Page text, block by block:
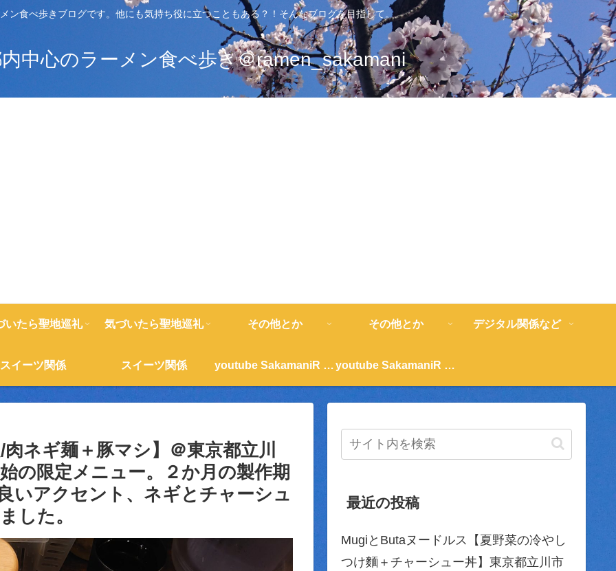
ン食べ歩きブログです。他にも気持ち役に立つこともある？！そんなブログを目指して。
中心のラーメン食べ歩き＠ramen_sakamani
いたら聖地巡礼 気づいたら聖地巡礼 その他とか その他とか デジタル関係など
スイーツ関係 スイーツ関係 youtube SakamaniR 紹介 youtube SakamaniR 紹介
ネギ麺＋豚マシ】＠東京都立川
の限定メニュー。２か月の製作期
いアクセント、ネギとチャーシュ
した。
最近の投稿
MugiとButaヌードルス【夏野菜の冷やし
つけ麵＋チャーシュー丼】東京都立川市